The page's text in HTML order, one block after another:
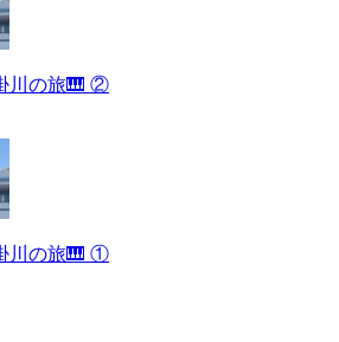
川の旅🎹 ②
川の旅🎹 ①